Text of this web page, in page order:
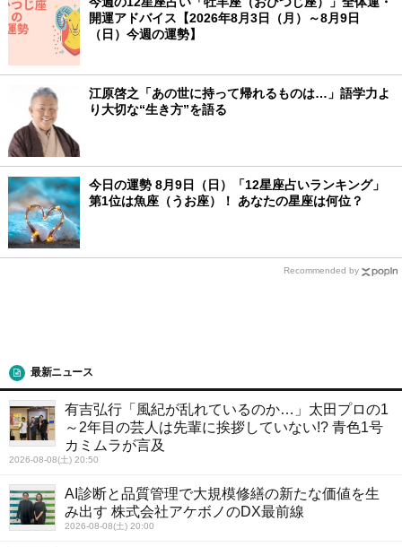
開運アドバイス【2026年8月3日（月）～8月9日
（日）今週の運勢】
江原啓之「あの世に持って帰れるものは…」語学力よ
り大切な“生き方”を語る
今日の運勢 8月9日（日）「12星座占いランキング」
第1位は魚座（うお座）！ あなたの星座は何位？
Recommended by
最新ニュース
有吉弘行「風紀が乱れているのか…」太田プロの1
～2年目の芸人は先輩に挨拶していない!? 青色1号
カミムラが言及
2026-08-08(土) 20:50
AI診断と品質管理で大規模修繕の新たな価値を生
み出す 株式会社アケボノのDX最前線
2026-08-08(土) 20:00